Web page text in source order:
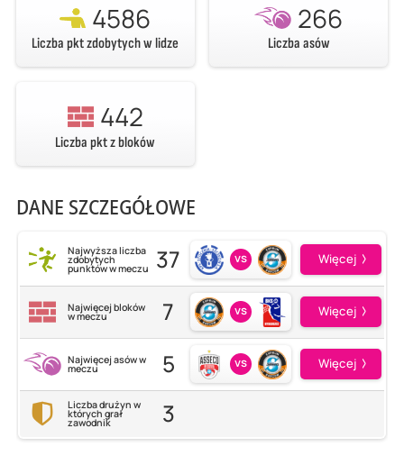
4586
Liczba pkt zdobytych w lidze
266
Liczba asów
442
Liczba pkt z bloków
DANE SZCZEGÓŁOWE
Najwyższa liczba
zdobytych
punktów w meczu 37 vs Więcej
Najwięcej bloków
w meczu 7 vs Więcej
Najwięcej asów w
meczu 5 vs Więcej
Liczba drużyn w
których grał
zawodnik 3